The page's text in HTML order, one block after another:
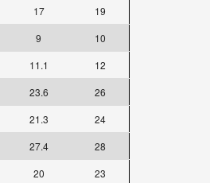
17
19
9
10
11.1
12
23.6
26
21.3
24
27.4
28
20
23